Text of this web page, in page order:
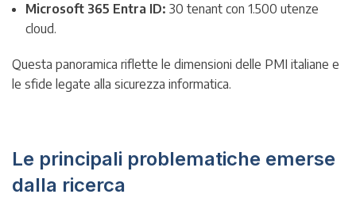
Microsoft 365 Entra ID: 30 tenant con 1.500 utenze
cloud.
Questa panoramica riflette le dimensioni delle PMI italiane e
le sfide legate alla sicurezza informatica.
Le principali problematiche emerse
dalla ricerca